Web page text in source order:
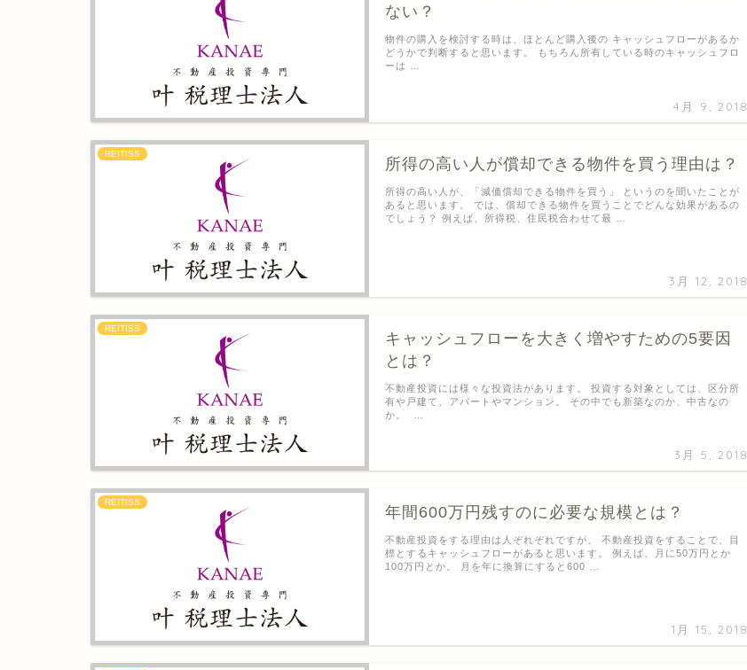
ない？
4月 9, 2018
物件の購入を検討する時は、ほとんど購入後の キャッシュフローがあるか
どうかで判断すると思います。 もちろん所有している時のキャッシュフロ
ーは …
REITISS
所得の高い人が償却できる物件を買う理由は？
3月 12, 2018
所得の高い人が、「減価償却できる物件を買う」 というのを聞いたことが
あると思います。 では、償却できる物件を買うことでどんな効果があるの
でしょう？ 例えば、所得税、住民税合わせて最 …
REITISS
キャッシュフローを大きく増やすための5要因
とは？
3月 5, 2018
不動産投資には様々な投資法があります。 投資する対象としては、区分所
有や戸建て、アパートやマンション。 その中でも新築なのか、中古なの
か。 …
REITISS
年間600万円残すのに必要な規模とは？
1月 15, 2018
不動産投資をする理由は人ぞれぞれですが、 不動産投資をすることで、目
標とするキャッシュフローがあると思います。 例えば、月に50万円とか
100万円とか。 月を年に換算にすると600 …